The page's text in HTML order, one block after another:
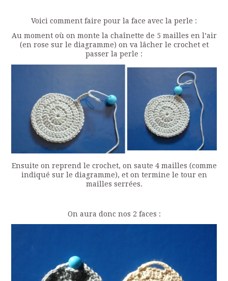
Voici comment faire pour la face avec la perle :
Au moment où on monte la chaînette de 5 mailles en l’air
(en rose sur le diagramme) on va lâcher le crochet et
passer la perle :
Ensuite on reprend le crochet, on saute 4 mailles (comme
indiqué sur le diagramme), et on termine le tour en
mailles serrées.
On aura donc nos 2 faces :